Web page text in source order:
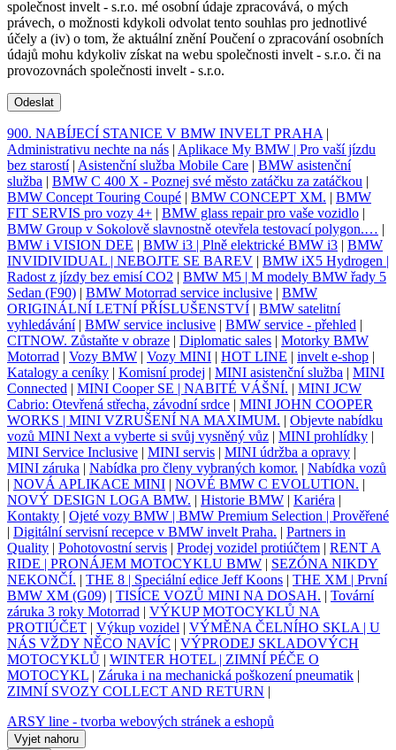
společnost invelt - s.r.o. mé osobní údaje zpracovává, o mých
právech, o možnosti kdykoli odvolat tento souhlas pro jednotlivé
účely a (iv) o tom, že aktuální znění Poučení o zpracování osobních
údajů mohu kdykoliv získat na webu společnosti invelt - s.r.o. či na
provozovnách společnosti invelt - s.r.o.
Odeslat
900. NABÍJECÍ STANICE V BMW INVELT PRAHA |
Administrativu nechte na nás | Aplikace My BMW | Pro vaší jízdu
bez starostí| Asistenční služba Mobile Care | BMW asistenční
služba | BMW C 400 X - Poznej své město zatáčku za zatáčkou |
BMW Concept Touring Coupé | BMW CONCEPT XM. | BMW
FIT SERVIS pro vozy 4+ | BMW glass repair pro vaše vozidlo |
BMW Group v Sokolově slavnostně otevřela testovací polygon.… |
BMW i VISION DEE | BMW i3 | Plně elektrické BMW i3 | BMW
INVIDIVIDUAL | NEBOJTE SE BAREV | BMW iX5 Hydrogen |
Radost z jízdy bez emisí CO2 | BMW M5 | M modely BMW řady 5
Sedan (F90) | BMW Motorrad service inclusive | BMW
ORIGINÁLNÍ LETNÍ PŘÍSLUŠENSTVÍ | BMW satelitní
vyhledávání| BMW service inclusive | BMW service - přehled |
CITNOW. Zůstaňte v obraze | Diplomatic sales | Motorky BMW
Motorrad | Vozy BMW | Vozy MINI | HOT LINE | invelt e-shop |
Katalogy a ceníky | Komisní prodej | MINI asistenční služba | MINI
Connected | MINI Cooper SE | NABITÉ VÁŠNÍ. | MINI JCW
Cabrio: Otevřená střecha, závodní srdce | MINI JOHN COOPER
WORKS | MINI VZRUŠENÍ NA MAXIMUM. | Objevte nabídku
vozů MINI Next a vyberte si svůj vysněný vůz | MINI prohlídky |
MINI Service Inclusive | MINI servis | MINI údržba a opravy |
MINI záruka | Nabídka pro členy vybraných komor. | Nabídka vozů
| NOVÁ APLIKACE MINI | NOVÉ BMW C EVOLUTION. |
NOVÝ DESIGN LOGA BMW. | Historie BMW | Kariéra |
Kontakty | Ojeté vozy BMW | BMW Premium Selection | Prověřené
| Digitální servisní recepce v BMW invelt Praha. | Partners in
Quality | Pohotovostní servis | Prodej vozidel protiúčtem | RENT A
RIDE | PRONÁJEM MOTOCYKLU BMW | SEZÓNA NIKDY
NEKONČÍ. | THE 8 | Speciální edice Jeff Koons | THE XM | První
BMW XM (G09) | TISÍCE VOZŮ MINI NA DOSAH. | Tovární
záruka 3 roky Motorrad | VÝKUP MOTOCYKLŮ NA
PROTIÚČET | Výkup vozidel | VÝMĚNA ČELNÍHO SKLA | U
NÁS VŽDY NĚCO NAVÍC | VÝPRODEJ SKLADOVÝCH
MOTOCYKLŮ | WINTER HOTEL | ZIMNÍ PÉČE O
MOTOCYKL | Záruka i na mechanická poškození pneumatik |
ZIMNÍ SVOZY COLLECT AND RETURN |
ARSY line - tvorba webových stránek a eshopů
Vyjet nahoru